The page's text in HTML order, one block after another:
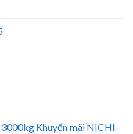
Khuyến mãi NICHI-